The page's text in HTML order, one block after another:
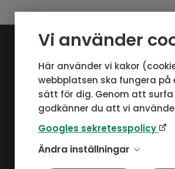
Vi använder
Här använder vi kakor
webbplatsen ska fungera på
sätt för dig. Genom att
godkänner du att vi
Googles sekretesspolicy
Ändra inställningarOm Ulfåsa möbler